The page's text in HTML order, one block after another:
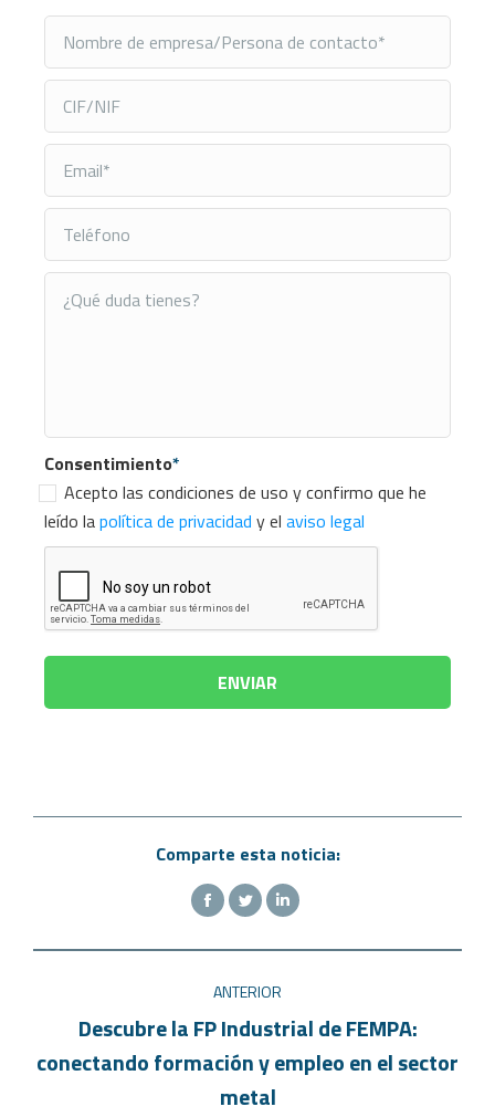
Consentimiento*
Acepto las condiciones de uso y confirmo que he
leído lapolítica de privacidad y el aviso legal
Comparte esta noticia:
ANTERIOR
Descubre la FP Industrial de FEMPA:
conectando formación y empleo en el sector
metal